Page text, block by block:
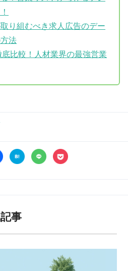
り組むべき求人広告のデー
法
比較！人材業界の最強営業
事